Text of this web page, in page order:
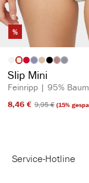
%
Artikelfarbe
(Diese Option ist
(Diese
(Diese
Slip Mini
Feinripp | 95%
8,46 €​ 9,95 €​(15%
Service-Hotline